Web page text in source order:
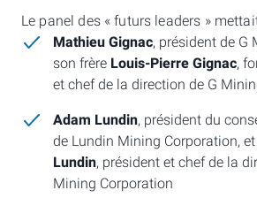
Le panel des « futurs leaders »
Mathieu Gignac, président de G
son frère Louis-Pierre Gignac,
et chef de la direction de G
Adam Lundin, président du
de Lundin Mining Corporation,
Lundin, président et chef de la
Mining Corporation